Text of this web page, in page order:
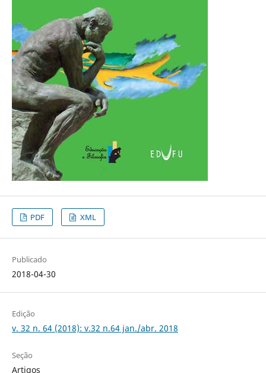
PDF XML
Publicado
2018-04-30
Edição
v. 32 n. 64 (2018): v.32 n.64 jan./abr. 2018
Seção
Artigos